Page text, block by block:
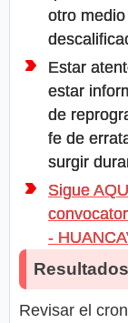
otro
Estar
estar
de
fe de
surgir
Sigue
-
Revisar el